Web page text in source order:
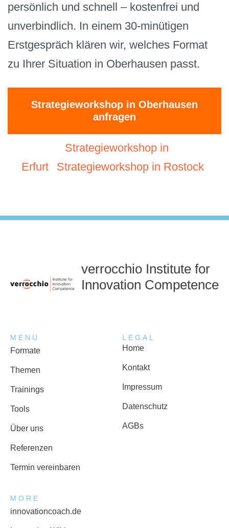
persönlich und schnell – kostenfrei und
unverbindlich. In einem 30-minütigen
Erstgespräch klären wir, welches Format
zu Ihrer Situation in Oberhausen passt.
Strategieworkshop in Oberhausen
anfragen
Strategieworkshop in
Erfurt
Strategieworkshop in Rostock
verrocchio Institute for
Innovation Competence
MENU
Formate
Themen
Trainings
Tools
Über uns
Referenzen
Termin vereinbaren
LEGAL
Home
Kontakt
Impressum
Datenschutz
AGBs
MORE
innovationcoach.de